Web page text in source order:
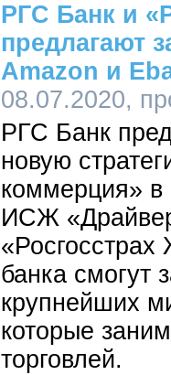
РГС Банк и
предлагают
Amazon и
08.07.2020,
РГС Банк
новую
коммерция»
ИСЖ
банка смогут
крупнейших
которые
торговлей.